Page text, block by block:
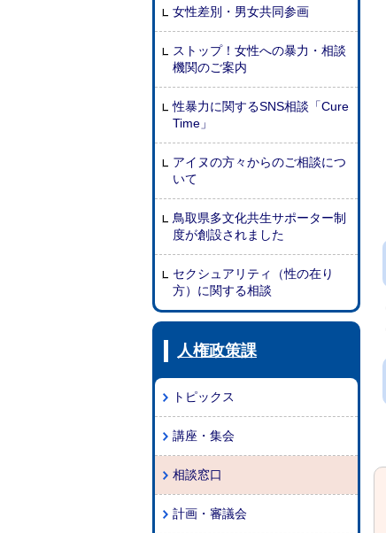
女性差別・男女共同参画
ストップ！女性への暴力・相談
機関のご案内
性暴力に関するSNS相談「Cure
Time」
アイヌの方々からのご相談につ
いて
鳥取県多文化共生サポーター制
度が創設されました
セクシュアリティ（性の在り
方）に関する相談
人権政策課
トピックス
講座・集会
相談窓口
計画・審議会